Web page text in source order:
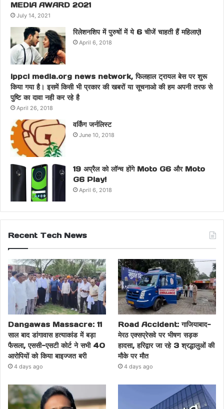
MEDIA AWARD 2021
July 14, 2021
रिलेशनशिप में पुरुषों में ये 6 चीजें चाहती हैं महिलाएं!
April 6, 2018
ippci media.org news network, फिलहाल ट्रायल बेस पर शुरू
किया गया है। इसमें किसी भी प्रकार की खबरों या सूचनाओ की हम अपनी तरफ से
पुष्टि का दावा नही कर रहे है
April 26, 2018
वर्किंग जर्नलिस्ट
June 10, 2018
19 अप्रैल को लॉन्च होंगे Moto G6 और Moto
G6 Play!
April 6, 2018
Recent Tech News
Dangawas Massacre: 11
साल बाद डांगावास हत्याकांड में बड़ा
फैसला, एससी-एसटी कोर्ट ने सभी 40
आरोपियों को किया बाइज्जत बरी
4 days ago
Road Accident: गाजियाबाद-
मेरठ एक्सप्रेसवे पर भीषण सड़क
हादसा, हरिद्वार जा रहे 3 श्रद्धालुओं की
मौके पर मौत
4 days ago